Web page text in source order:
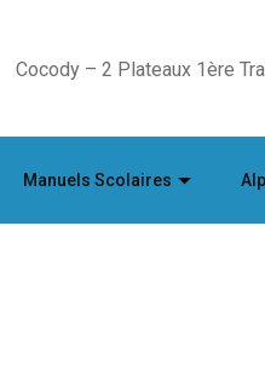
Cocody – 2 Plateaux 1ère
Manuels Scolaires